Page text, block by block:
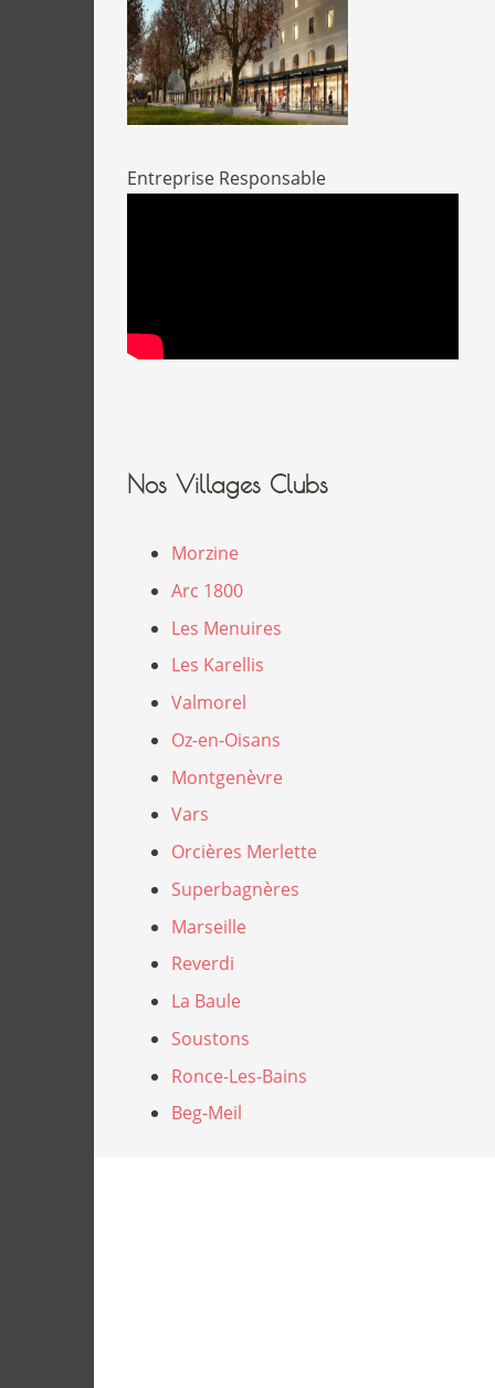
Entreprise Responsable
Nos Villages Clubs
Morzine
Arc 1800
Les Menuires
Les Karellis
Valmorel
Oz-en-Oisans
Montgenèvre
Vars
Orcières Merlette
Superbagnères
Marseille
Reverdi
La Baule
Soustons
Ronce-Les-Bains
Beg-Meil